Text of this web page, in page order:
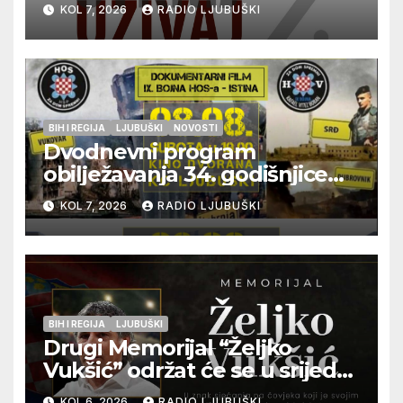
glazbu
KOL 7, 2026 RADIO LJUBUŠKI
BIH I REGIJA LJUBUŠKI NOVOSTI
Dvodnevni program
obilježavanja 34. godišnjice
pogibije generala Blaža
Kraljevića i osmorice
pripadnika HOS-a
KOL 7, 2026 RADIO LJUBUŠKI
BIH I REGIJA LJUBUŠKI
Drugi Memorijal “Željko
Vukšić” održat će se u srijedu
12. kolovoza u Otoku